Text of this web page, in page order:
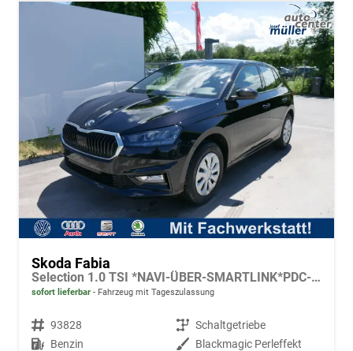
Skoda Fabia
Selection 1.0 TSI *NAVI-ÜBER-SMARTLINK*PDC-HI*LED*SHZ*KLIMA*RADIO
sofort lieferbar Fahrzeug mit Tageszulassung
Fahrzeugnr. 93828 Getriebe Schaltgetriebe
Kraftstoff Benzin Außenfarbe Blackmagic Perleffekt